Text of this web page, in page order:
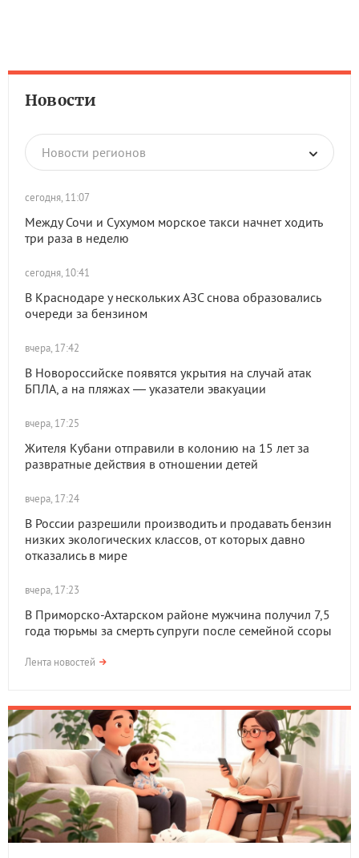
Новости
Новости регионов
сегодня, 11:07
Между Сочи и Сухумом морское такси начнет ходить
три раза в неделю
сегодня, 10:41
В Краснодаре у нескольких АЗС снова образовались
очереди за бензином
вчера, 17:42
В Новороссийске появятся укрытия на случай атак
БПЛА, а на пляжах — указатели эвакуации
вчера, 17:25
Жителя Кубани отправили в колонию на 15 лет за
развратные действия в отношении детей
вчера, 17:24
В России разрешили производить и продавать бензин
низких экологических классов, от которых давно
отказались в мире
вчера, 17:23
В Приморско-Ахтарском районе мужчина получил 7,5
года тюрьмы за смерть супруги после семейной ссоры
Лента новостей